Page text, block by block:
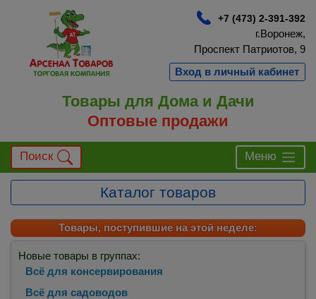
+7 (473) 2-391-392
г.Воронеж,
Проспект Патриотов, 9
Вход в личный кабинет
Товары для Дома и Дачи
Оптовые продажи
Поиск Меню
Каталог товаров
Товары, поступившие на этой неделе:
Новые товары в группах:
Всё для консервирования
Всё для садоводов